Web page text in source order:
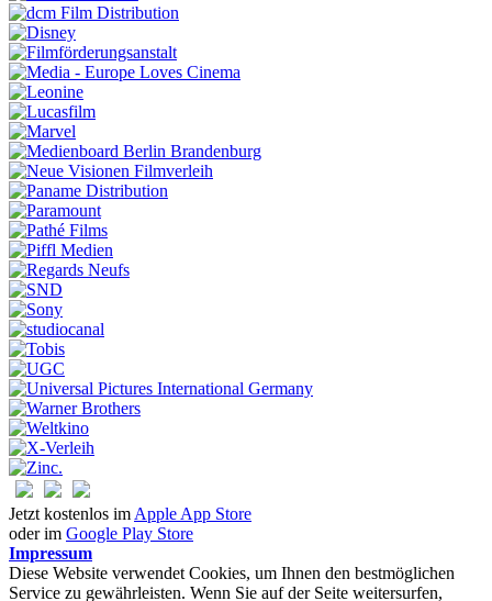
Jetzt kostenlos im Apple App Store
oder im Google Play Store
Impressum
Diese Website verwendet Cookies, um Ihnen den bestmöglichen
Service zu gewährleisten. Wenn Sie auf der Seite weitersurfen,